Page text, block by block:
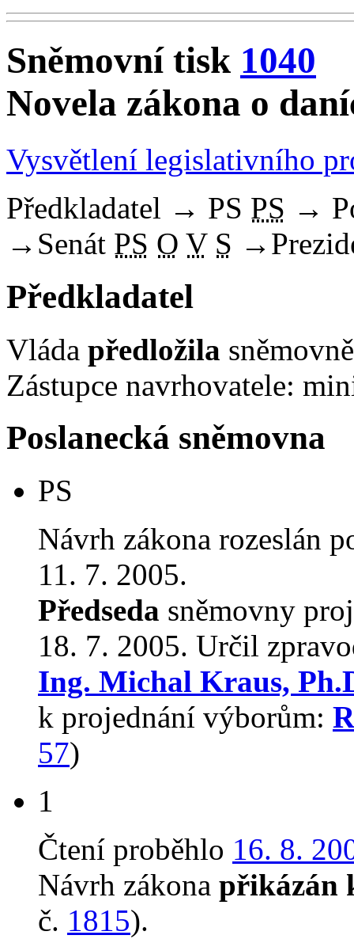
Sněmovní tisk 1040
Novela zákona o
Vysvětlení legislativního
Předkladatel → PS PS →
→ Senát PS O V S →
Předkladatel
Vláda předložila
Zástupce navrhovatele:
Poslanecká sněmovna
PS
Návrh zákona rozeslán
11. 7. 2005.
Předseda sněmovny
18. 7. 2005. Určil
Ing. Michal Kraus,
k projednání výborům:
57)
1
Čtení proběhlo 16. 8.
Návrh zákona přikázán
č. 1815).